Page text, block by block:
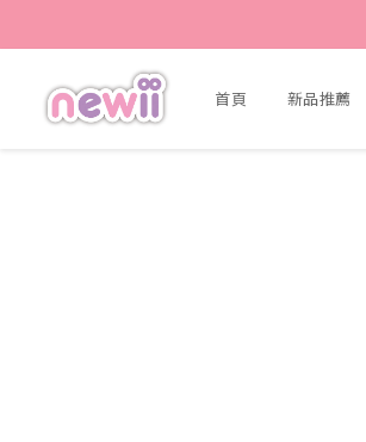
首頁 新品推薦